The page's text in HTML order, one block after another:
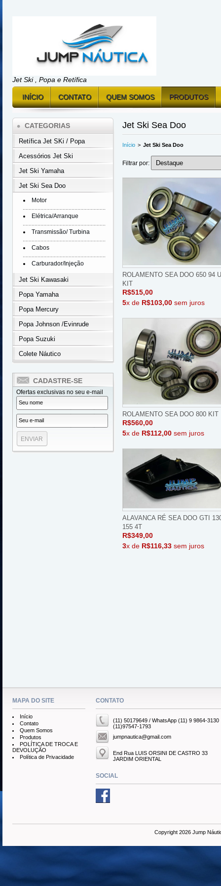
Jet Ski , Popa e Retífica
INÍCIO CONTATO QUEM SOMOS PRODUTOS
CATEGORIAS
Retífica Jet SKi / Popa
Acessórios Jet Ski
Jet Ski Yamaha
Jet Ski Sea Doo
Motor
Elétrica/Arranque
Transmissão/ Turbina
Cabos
Carburador/Injeção
Jet Ski Kawasaki
Popa Yamaha
Popa Mercury
Popa Johnson /Evinrude
Popa Suzuki
Colete Náutico
CADASTRE-SE
Ofertas exclusivas no seu e-mail
Jet Ski Sea Doo
Início > Jet Ski Sea Doo
Filtrar por:
ROLAMENTO SEA DOO 650 94
KIT
R$515,00
5x de R$103,00 sem juros
ROLAMENTO SEA DOO 800 KIT
R$560,00
5x de R$112,00 sem juros
ALAVANCA RÉ SEA DOO GTI
155 4T
R$349,00
3x de R$116,33 sem juros
MAPA DO SITE
Início
Contato
Quem Somos
Produtos
POLÍTICA DE TROCA E
DEVOLUÇÃO
Política de Privacidade
CONTATO
(11) 50179649 / WhatsApp (11) 9 9864-3130
(11)97547-1793
jumpnautica@gmail.com
End Rua LUIS ORSINI DE CASTRO 33
JARDIM ORIENTAL
SOCIAL
Copyright 2026 Jump